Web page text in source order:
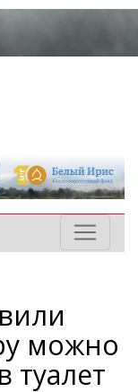
можно
туалет